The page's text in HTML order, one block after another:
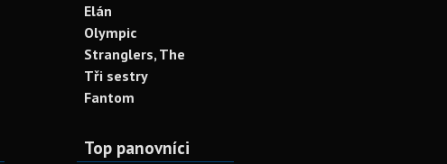
Elán
Olympic
Stranglers, The
Tři sestry
Fantom
Top panovníci